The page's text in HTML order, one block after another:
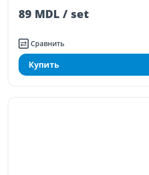
89 MDL / set
Сравнить
Купить